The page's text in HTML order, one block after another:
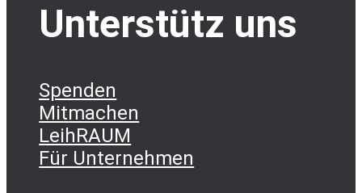
Unterstütz uns
Spenden
Mitmachen
LeihRAUM
Für Unternehmen